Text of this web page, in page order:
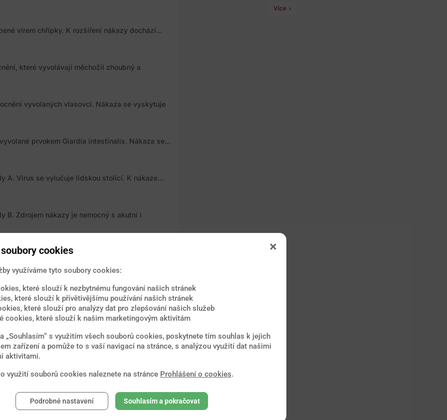
virem chřipky. K rozšíření nákazy dochází...
které vyvolávají měchožil zhoubný a
vyvolaných vlasovci. Nákaza se vyskytuje
prvokem Giardia intestinalis. Nákaza se...
A. Virus se vylučuje lidskou stolicí. K nákaze...
B. Zdrojem nákazy je nemocný s akutní i
C. Virus se přenáší skrze krevní řečiště. Riziko...
E. Nemoc se přenáší stejně jako virová
Podle statistik Světové zdravotnické organizace
způsobené virem dengue. Označení pochází ze...
bakterie Rickettsia rickettsii. Zdrojem nákazy...
Více
cookies
využíváme tyto soubory cookies:
které slouží k nezbytnému fungování našich stránek
které slouží k přívětivějšímu používání našich stránek
které slouží pro analýzy dat pro zlepšování našich služeb
cookies, které slouží k našim marketingovým aktivitám
„Souhlasím“ s využitím všech souborů cookies, poskytnete tím souhlas k jejich
zařízení a pomůže to s vaší navigací na stránce, s analýzou využití dat našimi
aktivitami.
využití souborů cookies naleznete na stránce Prohlášení o cookies.
Podrobné nastavení Souhlasím a pokračovat